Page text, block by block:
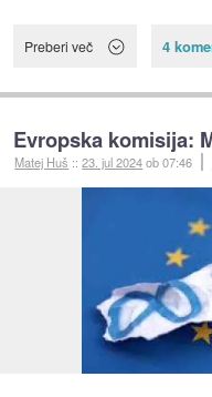
Preberi več 4
Evropska komisija:
Matej Huš ::23. jul 2024ob 07:46